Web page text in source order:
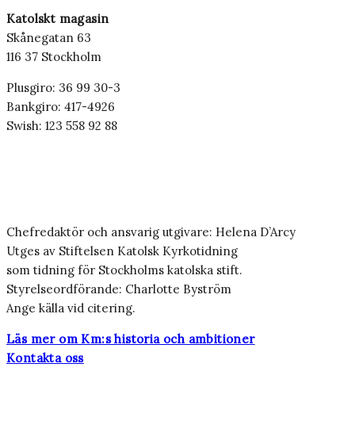
Katolskt magasin
Skånegatan 63
116 37 Stockholm
Plusgiro: 36 99 30-3
Bankgiro: 417-4926
Swish: 123 558 92 88
Chefredaktör och ansvarig utgivare: Helena D’Arcy
Utges av Stiftelsen Katolsk Kyrkotidning
som tidning för Stockholms katolska stift.
Styrelseordförande: Charlotte Byström
Ange källa vid citering.
Läs mer om Km:s historia och ambitioner
Kontakta oss